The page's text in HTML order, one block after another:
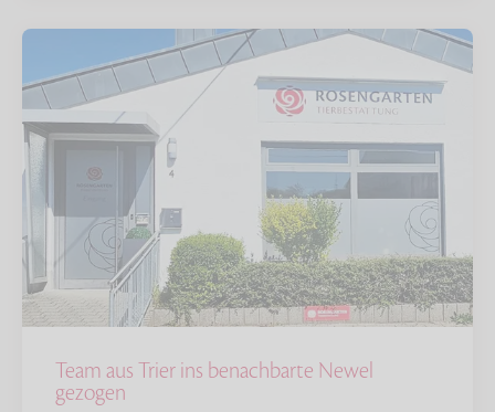
Team aus Trier ins benachbarte Newel
gezogen